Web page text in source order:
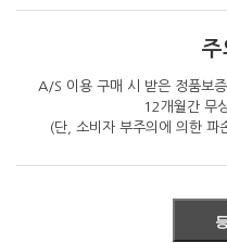
주
A/S 이용 구매 시 받은 정품보
12개월간 무
(단, 소비자 부주의에 의한 파